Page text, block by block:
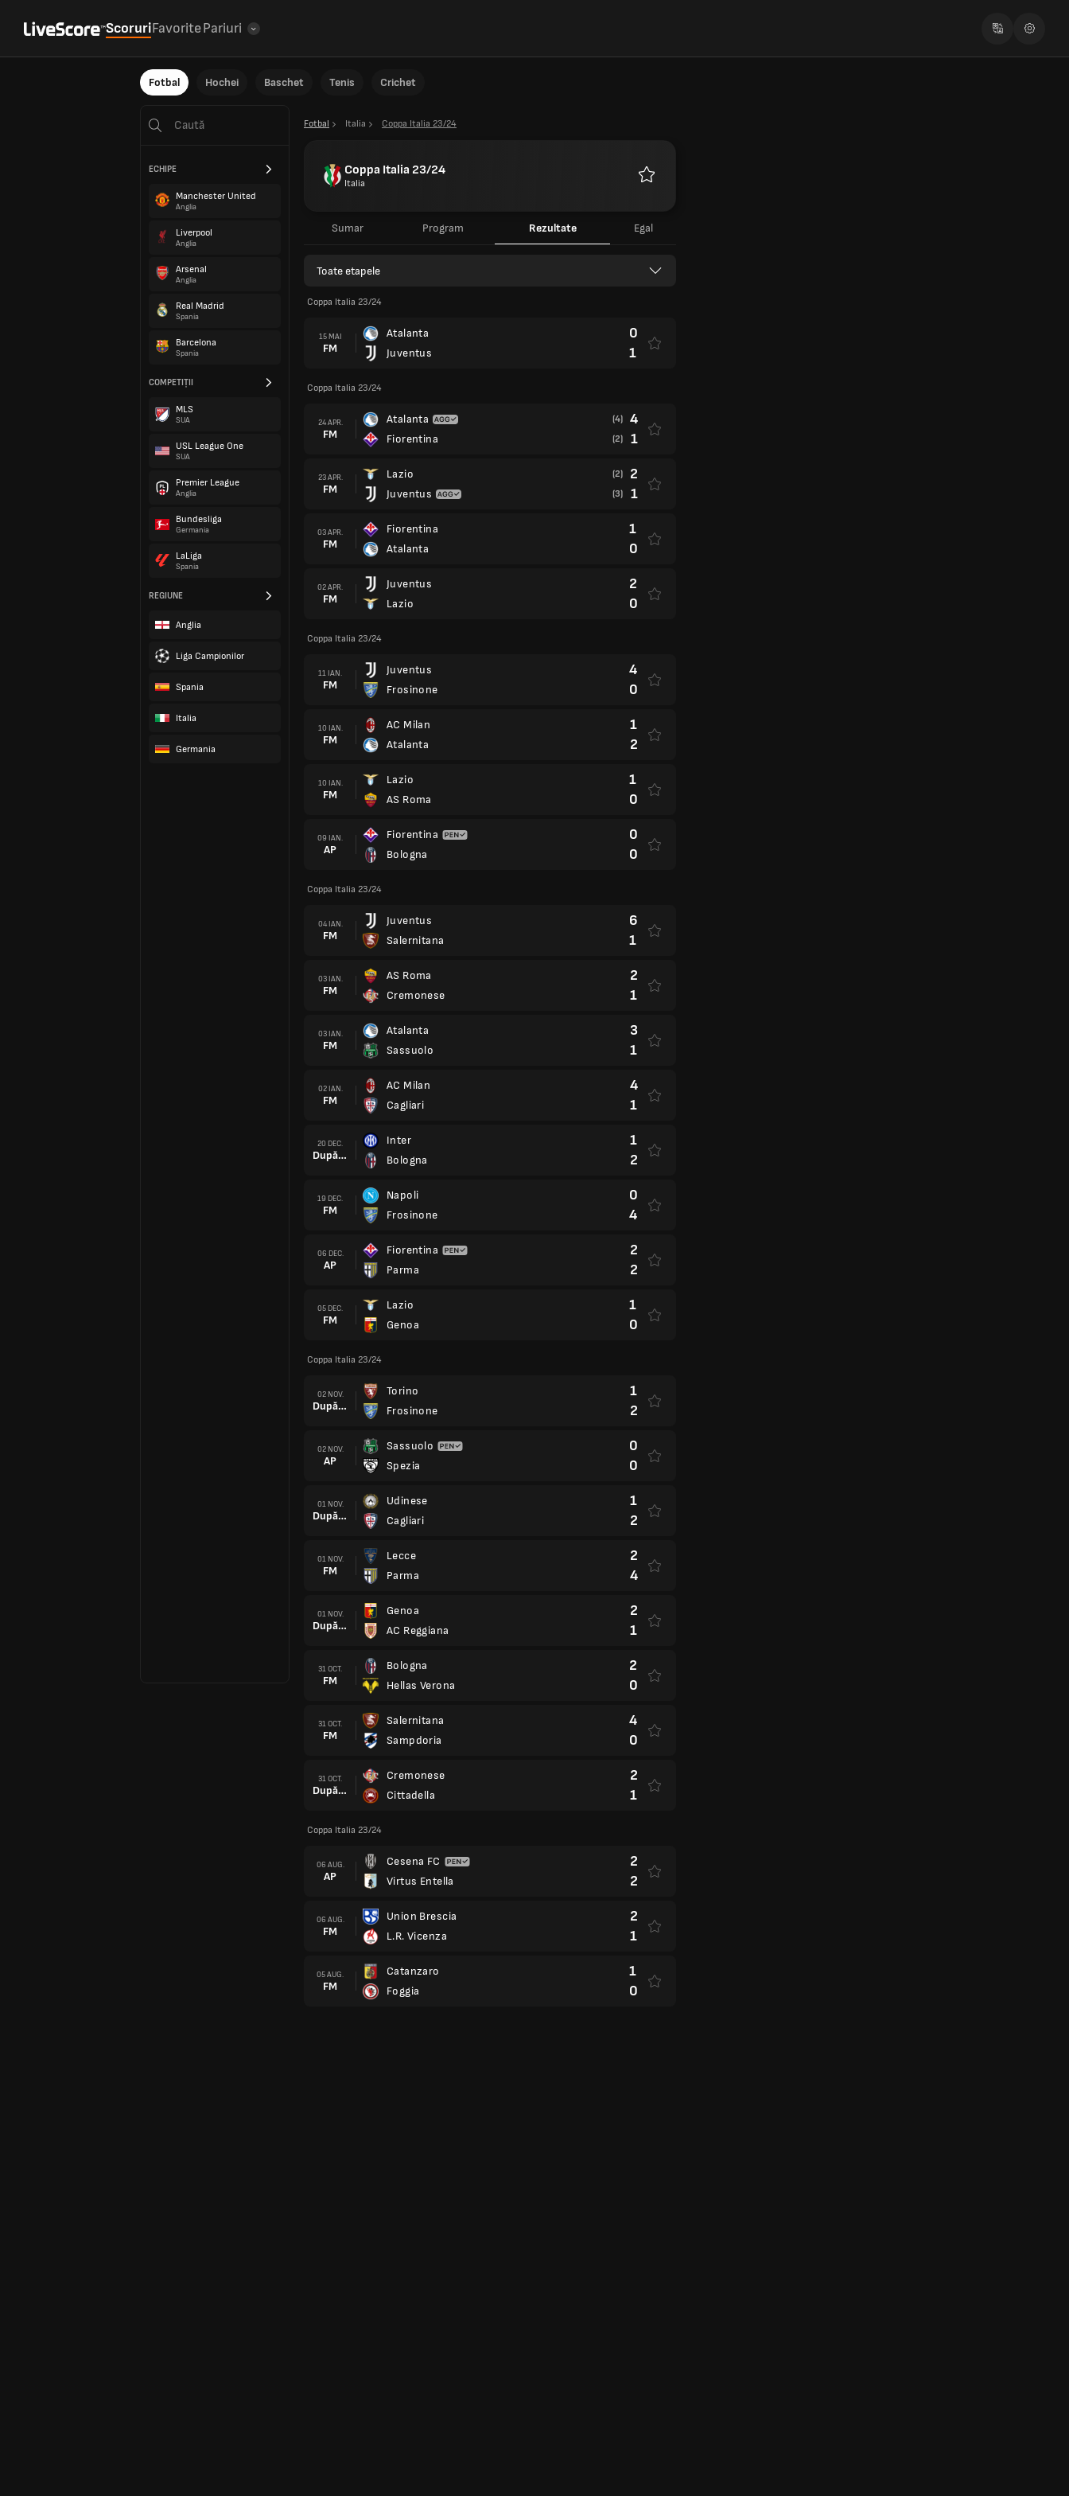
ScoruriFavoritePariuri
Fotbal Hochei Baschet Tenis Crichet
ECHIPE
Manchester United
Anglia
Liverpool
Anglia
Arsenal
Anglia
Real Madrid
Spania
Barcelona
Spania
COMPETIȚII
MLS
SUA
USL League One
SUA
Premier League
Anglia
Bundesliga
Germania
LaLiga
Spania
REGIUNE
Anglia
Liga Campionilor
Spania
Italia
Germania
Fotbal Italia Coppa Italia 23/24
Coppa Italia 23/24
Italia
Sumar Program Rezultate Egal
Toate etapele
Coppa Italia 23/24
15 MAI
FM
Atalanta
Juventus
0
1
Coppa Italia 23/24
24 APR.
FM
Atalanta
Fiorentina
(4) 4
(2) 1
23 APR.
FM
Lazio
Juventus
(2) 2
(3) 1
03 APR.
FM
Fiorentina
Atalanta
1
0
02 APR.
FM
Juventus
Lazio
2
0
Coppa Italia 23/24
11 IAN.
FM
Juventus
Frosinone
4
0
10 IAN.
FM
AC Milan
Atalanta
1
2
10 IAN.
FM
Lazio
AS Roma
1
0
09 IAN.
AP
Fiorentina
Bologna
0
0
Coppa Italia 23/24
04 IAN.
FM
Juventus
Salernitana
6
1
03 IAN.
FM
AS Roma
Cremonese
2
1
03 IAN.
FM
Atalanta
Sassuolo
3
1
02 IAN.
FM
AC Milan
Cagliari
4
1
20 DEC.
După prel.
Inter
Bologna
1
2
19 DEC.
FM
Napoli
Frosinone
0
4
06 DEC.
AP
Fiorentina
Parma
2
2
05 DEC.
FM
Lazio
Genoa
1
0
Coppa Italia 23/24
02 NOV.
După prel.
Torino
Frosinone
1
2
02 NOV.
AP
Sassuolo
Spezia
0
0
01 NOV.
După prel.
Udinese
Cagliari
1
2
01 NOV.
FM
Lecce
Parma
2
4
01 NOV.
După prel.
Genoa
AC Reggiana
2
1
31 OCT.
FM
Bologna
Hellas Verona
2
0
31 OCT.
FM
Salernitana
Sampdoria
4
0
31 OCT.
După prel.
Cremonese
Cittadella
2
1
Coppa Italia 23/24
06 AUG.
AP
Cesena FC
Virtus Entella
2
2
06 AUG.
FM
Union Brescia
L.R. Vicenza
2
1
05 AUG.
FM
Catanzaro
Foggia
1
0